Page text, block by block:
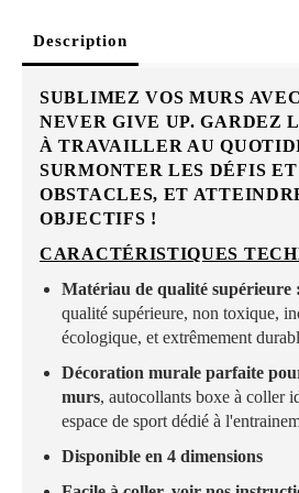
Description
SUBLIMEZ VOS MURS
NEVER GIVE UP. GARDEZ
À TRAVAILLER AU
SURMONTER LES DÉFIS
OBSTACLES, ET
OBJECTIFS !
CARACTÉRISTIQUES
Matériau de qualité supérieure :
qualité supérieure, non toxique,
écologique, et extrêmement
Décoration murale parfaite
murs, autocollants boxe à coller
espace de sport dédié à
Disponible en 4 dimensions